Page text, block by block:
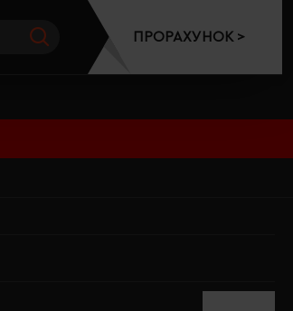
ПРОРАХУНОК >